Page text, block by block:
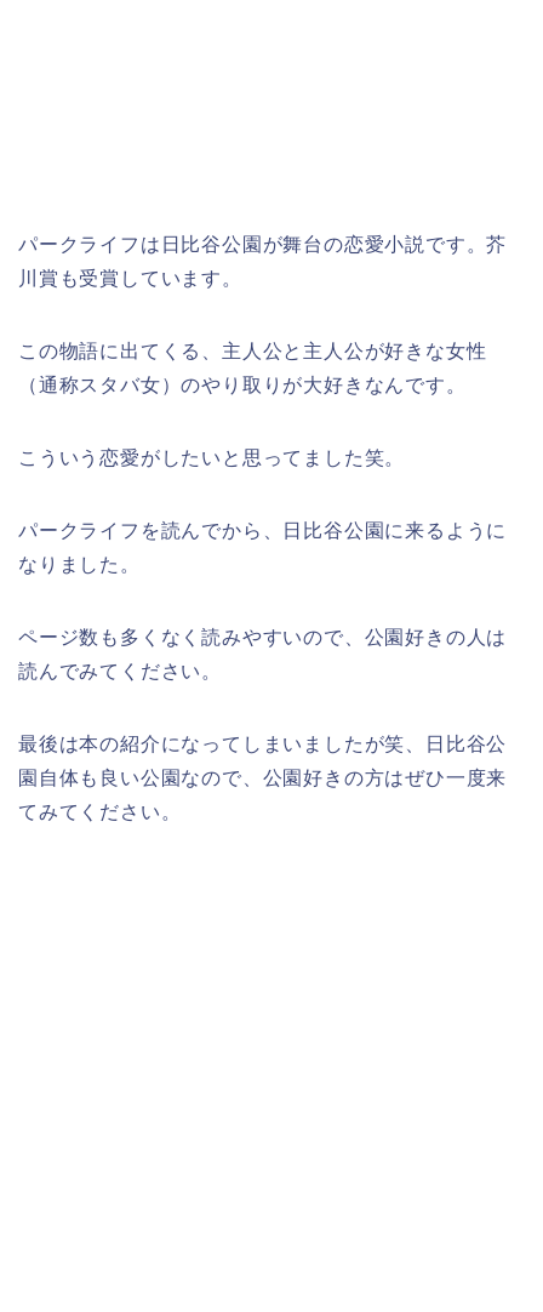
パークライフは日比谷公園が舞台の恋愛小説です。芥
川賞も受賞しています。
この物語に出てくる、主人公と主人公が好きな女性
（通称スタバ女）のやり取りが大好きなんです。
こういう恋愛がしたいと思ってました笑。
パークライフを読んでから、日比谷公園に来るように
なりました。
ページ数も多くなく読みやすいので、公園好きの人は
読んでみてください。
最後は本の紹介になってしまいましたが笑、日比谷公
園自体も良い公園なので、公園好きの方はぜひ一度来
てみてください。